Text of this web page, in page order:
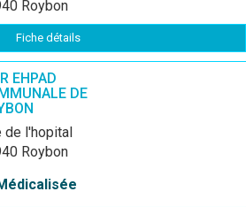
Roybon
Fiche détails
EHPAD
DE
de l'hopital
Roybon